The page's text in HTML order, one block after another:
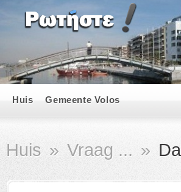
Huis Gemeente Volos
Huis » Vraag ... »